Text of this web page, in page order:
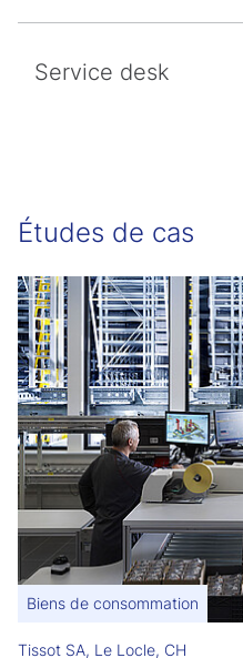
Service desk
Études de cas
Biens de consommation
Tissot SA, Le Locle, CH